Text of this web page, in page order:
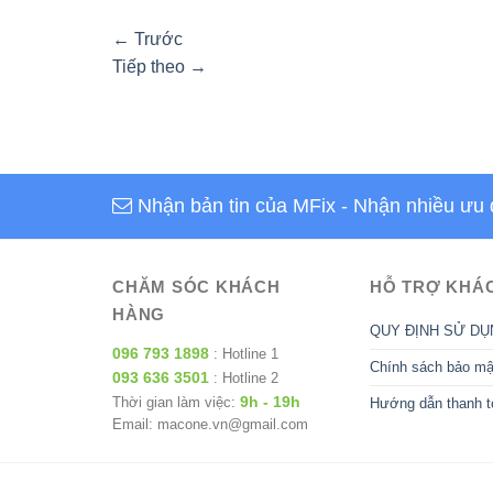
← Trước
Tiếp theo →
Nhận bản tin của MFix - Nhận nhiều ưu
CHĂM SÓC KHÁCH
HÀNG
096 793 1898 : Hotline 1
093 636 3501 : Hotline 2
Thời gian làm việc: 9h - 19h
Email: macone.vn@gmail.com
HỖ TRỢ
QUY ĐỊNH SỬ
Chính sách bảo
Hướng dẫn thanh